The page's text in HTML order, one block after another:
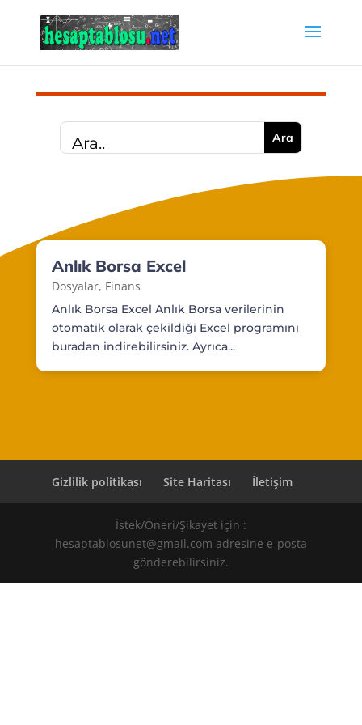
Anlık Borsa Excel
Dosyalar, Finans
Anlık Borsa Excel Anlık Borsa verilerinin
otomatik olarak çekildiği Excel programını
buradan indirebilirsiniz. Ayrıca...
Gizlilik politikası Site Haritası İletişim
İstek/Öneri/Şikayet için :
hesaptablosunet@gmail.com adresine e-posta
gönderebilirsiniz.